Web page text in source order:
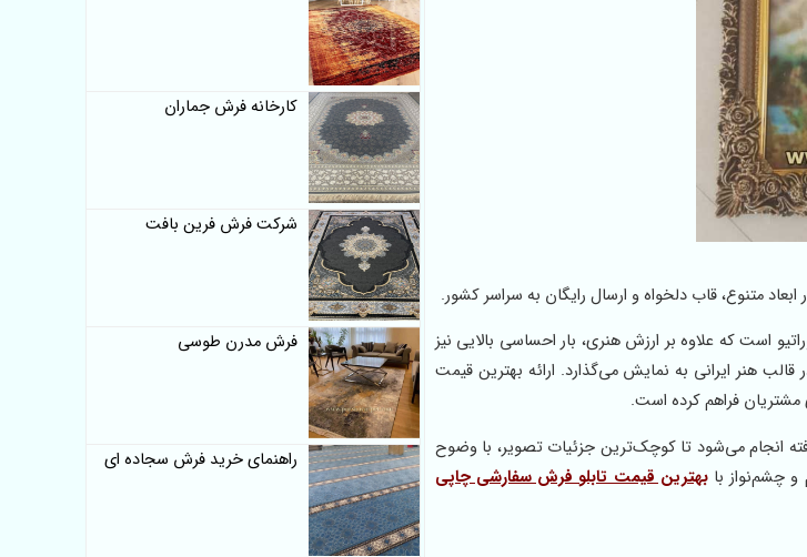
متنوع، قاب دلخواه و ارسال رایگان به سراسر کشور.
است که علاوه بر ارزش هنری، بار احساسی بالایی نیز
قالب هنر ایرانی به نمایش می‌گذارد. ارائه بهترین قیمت
فراهم کرده است.
انجام می‌شود تا کوچک‌ترین جزئیات تصویر، با وضوح
و چشم‌نواز بابهترین قیمت تابلو فرش سفارشی چاپی
کارخانه فرش جماران
شرکت فرش فرین بافت
فرش مدرن طوسی
راهنمای خرید فرش سجاده ای